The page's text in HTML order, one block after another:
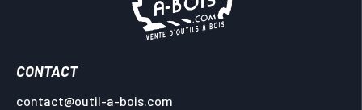
CONTACT
contact@outil-a-bois.com